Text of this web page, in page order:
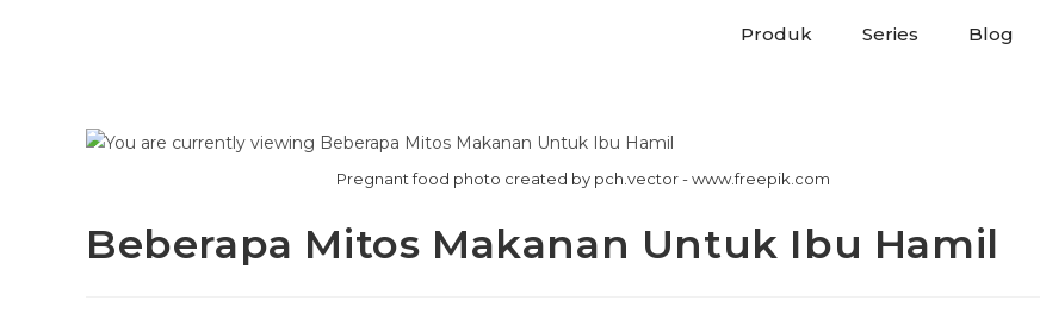
Produk Series Blog
Pregnant food photo created by pch.vector - www.freepik.com
Beberapa Mitos Makanan Untuk Ibu Hamil